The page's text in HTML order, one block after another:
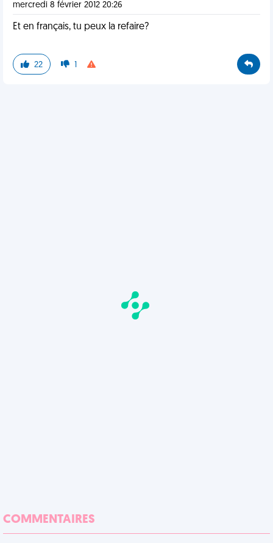
mercredi 8 février 2012 20:26
Et en français, tu peux la refaire?
22 1
COMMENTAIRES